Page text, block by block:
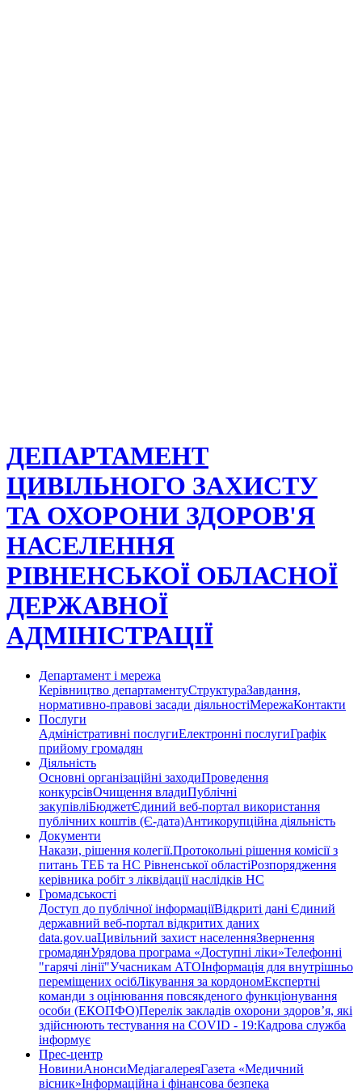
ДЕПАРТАМЕНТ
ЦИВІЛЬНОГО ЗАХИСТУ
ТА ОХОРОНИ ЗДОРОВ'Я
НАСЕЛЕННЯ
РІВНЕНСЬКОЇ ОБЛАСНОЇ
ДЕРЖАВНОЇ
АДМІНІСТРАЦІЇ
Департамент і мережа
Керівництво департаментуСтруктураЗавдання,
нормативно-правові засади діяльностіМережаКонтакти
Послуги
Адміністративні послугиЕлектронні послугиГрафік
прийому громадян
Діяльність
Основні організаційні заходиПроведення
конкурсівОчищення владиПублічні
закупівліБюджетЄдиний веб-портал використання
публічних коштів (Є-дата)Антикорупційна діяльність
Документи
Накази, рішення колегії.Протокольні рішення комісії з
питань ТЕБ та НС Рівненської областіРозпорядження
керівника робіт з ліквідації наслідків НС
Громадськості
Доступ до публічної інформаціїВідкриті дані Єдиний
державний веб-портал відкритих даних
data.gov.uaЦивільний захист населенняЗвернення
громадянУрядова програма «Доступні ліки»Телефонні
"гарячі лінії"Учасникам АТОІнформація для внутрішньо
переміщених осібЛікування за кордономЕкспертні
команди з оцінювання повсякденого функціонування
особи (ЕКОПФО)Перелік закладів охорони здоров’я, які
здійснюють тестування на COVID - 19:Кадрова служба
інформує
Прес-центр
НовиниАнонсиМедіагалереяГазета «Медичний
вісник»Інформаційна і фінансова безпека